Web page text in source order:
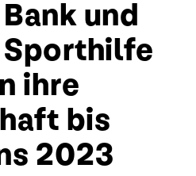
und
ihre
bis
2023